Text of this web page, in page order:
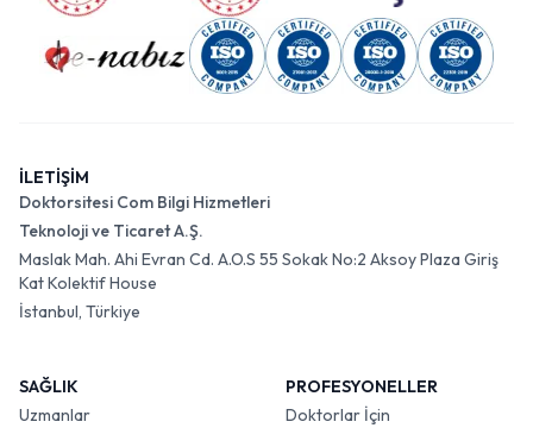
İLETİŞİM
Doktorsitesi Com Bilgi Hizmetleri
Teknoloji ve Ticaret A.Ş.
Maslak Mah. Ahi Evran Cd. A.O.S 55 Sokak No:2 Aksoy Plaza Giriş
Kat Kolektif House
İstanbul, Türkiye
SAĞLIK
Uzmanlar
PROFESYONELLER
Doktorlar İçin